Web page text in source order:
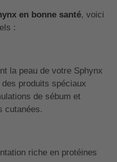
en bonne santé, voici
:
la peau de votre Sphynx
produits spéciaux
de sébum et
cutanées.
riche en protéines